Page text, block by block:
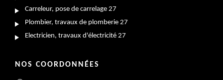
Carreleur, pose de carrelage 27
Plombier, travaux de plomberie 27
Electricien, travaux d'électricité 27
NOS COORDONNÉES